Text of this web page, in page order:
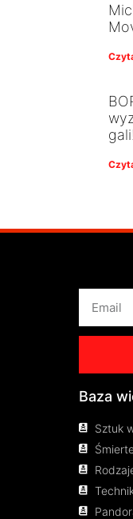
gali!
Baza
Sztuk